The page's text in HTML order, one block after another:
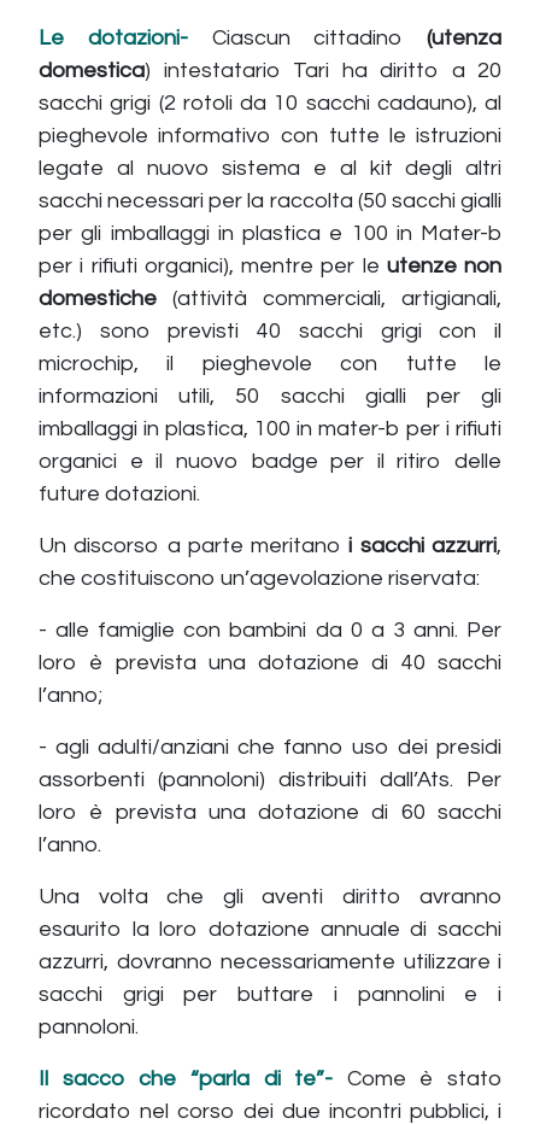
Le dotazioni- Ciascun cittadino (utenza
domestica) intestatario Tari ha diritto a 20
sacchi grigi (2 rotoli da 10 sacchi cadauno), al
pieghevole informativo con tutte le istruzioni
legate al nuovo sistema e al kit degli altri
sacchi necessari per la raccolta (50 sacchi gialli
per gli imballaggi in plastica e 100 in Mater-b
per i rifiuti organici), mentre per le utenze non
domestiche (attività commerciali, artigianali,
etc.) sono previsti 40 sacchi grigi con il
microchip, il pieghevole con tutte le
informazioni utili, 50 sacchi gialli per gli
imballaggi in plastica, 100 in mater-b per i rifiuti
organici e il nuovo badge per il ritiro delle
future dotazioni.
Un discorso a parte meritanoi sacchi azzurri,
che costituiscono un’agevolazione riservata:
- alle famiglie con bambini da 0 a 3 anni. Per
loro è prevista una dotazione di 40 sacchi
l’anno;
- agli adulti/anziani che fanno uso dei presidi
assorbenti (pannoloni) distribuiti dall’Ats. Per
loro è prevista una dotazione di 60 sacchi
l’anno.
Una volta che gli aventi diritto avranno
esaurito la loro dotazione annuale di sacchi
azzurri, dovranno necessariamente utilizzare i
sacchi grigi per buttare i pannolini e i
pannoloni.
Il sacco che “parla di te”-
Come è stato
ricordato nel corso dei due incontri pubblici, i